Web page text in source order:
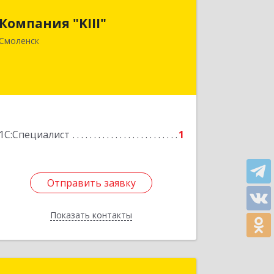
Компания "KIII"
1С:Специалист 1
Отправить заявку
Показать контакты
Краснофлотская ул, дом № 15, п.1
Отправить заявку
Назад